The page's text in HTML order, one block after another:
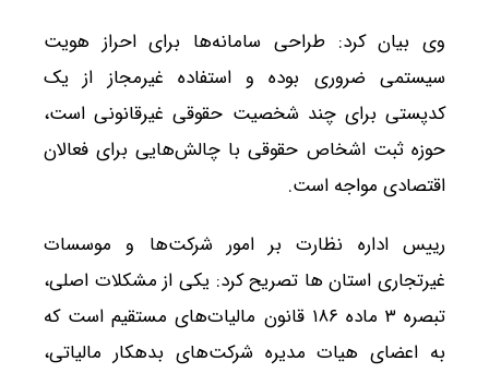
وی بیان کرد: طراحی سامانه‌ها برای احراز هویت
سیستمی ضروری بوده و استفاده غیرمجاز از یک
کدپستی برای چند شخصیت حقوقی غیرقانونی است،
حوزه ثبت اشخاص حقوقی با چالش‌هایی برای فعالان
اقتصادی مواجه است.
رییس اداره نظارت بر امور شرکت‌ها و موسسات
غیرتجاری استان ها تصریح کرد: یکی از مشکلات اصلی،
تبصره ۳ ماده ۱۸۶ قانون مالیات‌های مستقیم است که
به اعضای هیات مدیره شرکت‌های بدهکار مالیاتی،